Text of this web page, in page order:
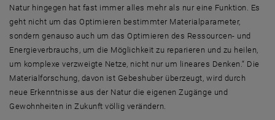
Natur hingegen hat fast immer alles mehr als nur eine Funktion. Es
geht nicht um das Optimieren bestimmter Materialparameter,
sondern genauso auch um das Optimieren des Ressourcen- und
Energieverbrauchs, um die Möglichkeit zu reparieren und zu heilen,
um komplexe verzweigte Netze, nicht nur um lineares Denken.“ Die
Materialforschung, davon ist Gebeshuber überzeugt, wird durch
neue Erkenntnisse aus der Natur die eigenen Zugänge und
Gewohnheiten in Zukunft völlig verändern.